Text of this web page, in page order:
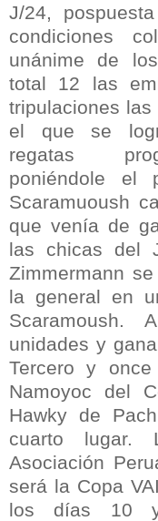
J/24,
condiciones
unánime de
total 12 las
tripulaciones
el que se
regatas
poniéndole el
Scaramuoush
que venía de
las chicas del
Zimmermann
la general en
Scaramoush.
unidades y
Tercero y
Namoyoc del
Hawky de
cuarto
Asociación
será la Copa
los días 10